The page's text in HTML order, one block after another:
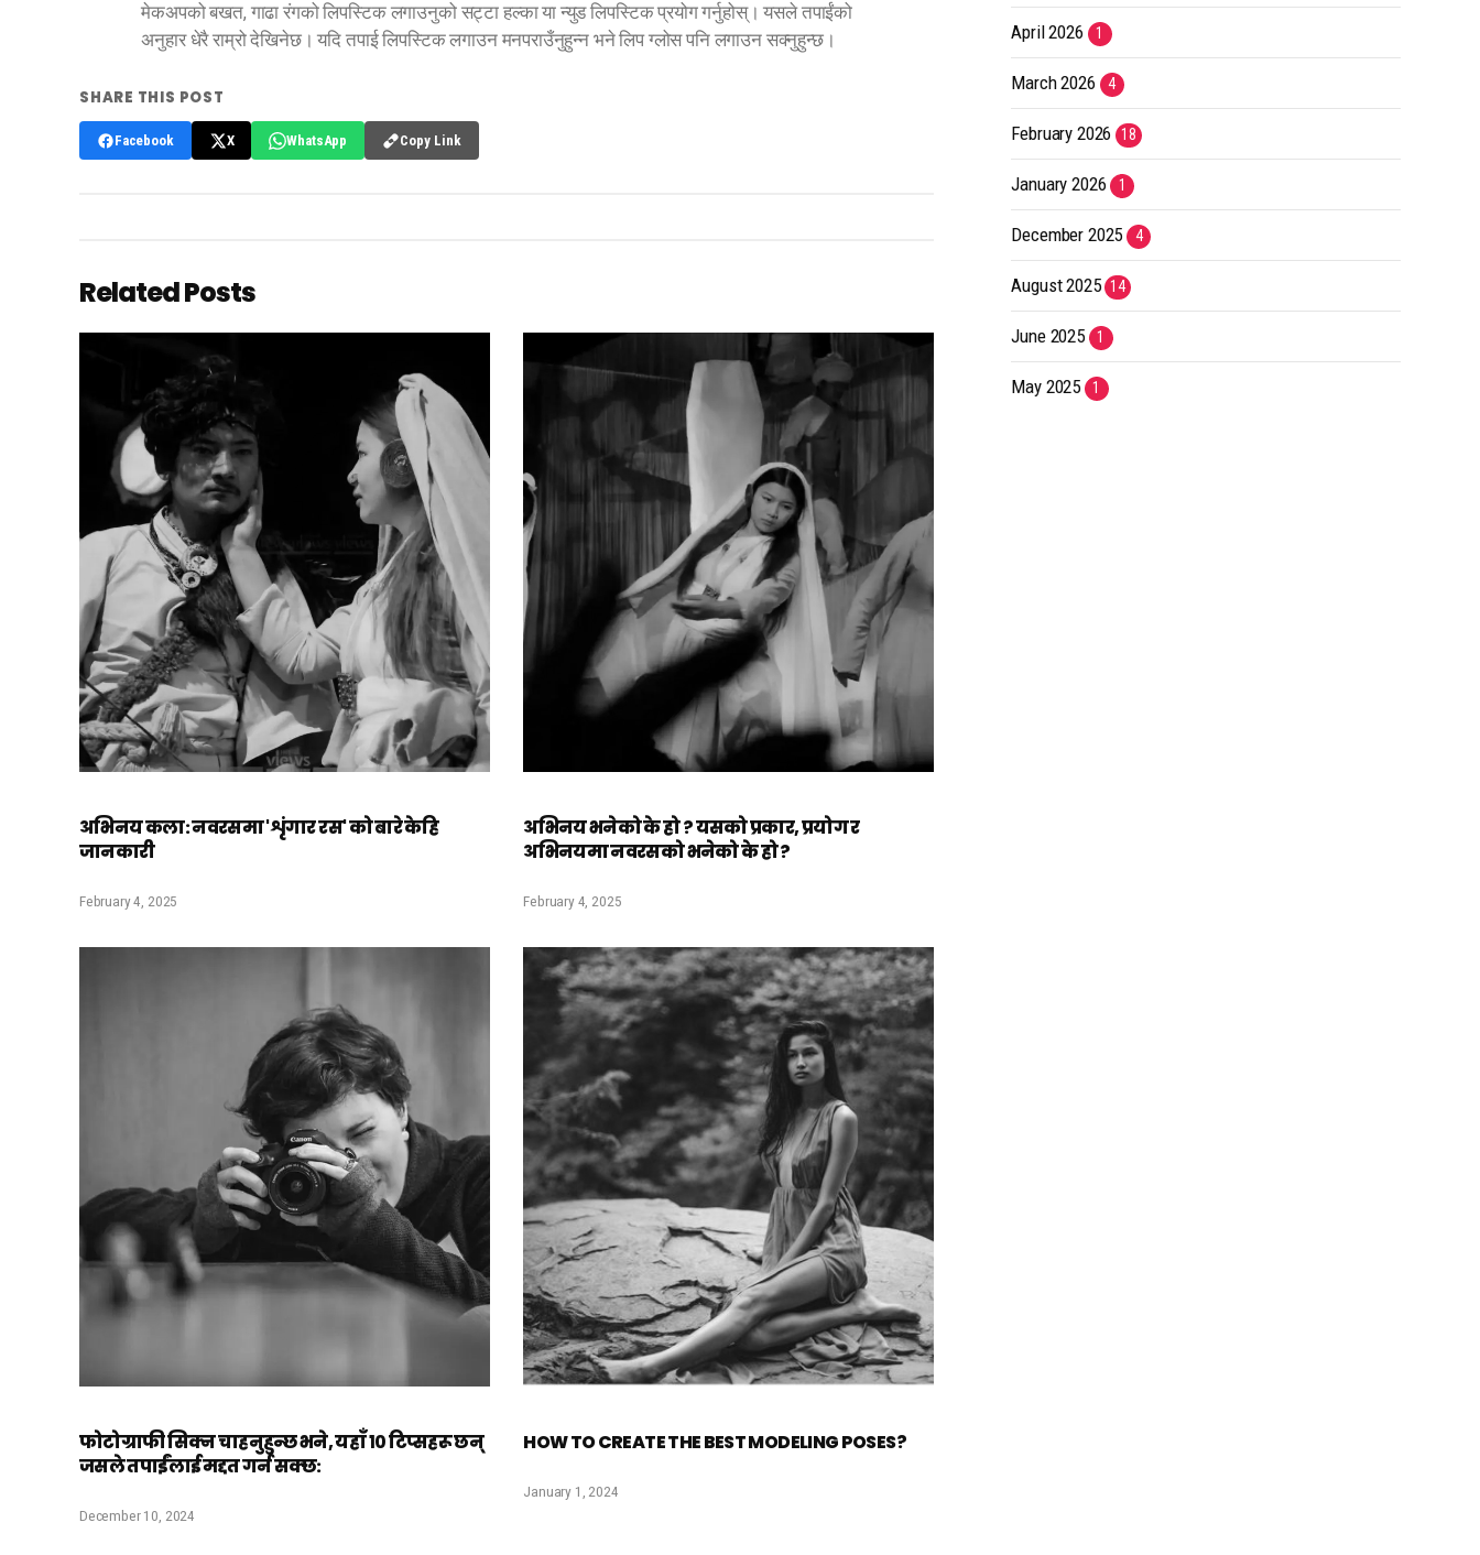
मेकअपको बखत, गाढा रंगको लिपस्टिक लगाउनुको सट्टा हल्का या न्युड लिपस्टिक प्रयोग गर्नुहोस्। यसले तपाईंको
अनुहार धेरै राम्रो देखिनेछ। यदि तपाई लिपस्टिक लगाउन मनपराउँनुहुन्न भने लिप ग्लोस पनि लगाउन सक्नुहुन्छ।
SHARE THIS POST
Facebook X WhatsApp Copy Link
Related Posts
अभिनय कला: नवरसमा 'शृंगार रस' को बारे केहि
जानकारी
February 4, 2025
अभिनय भनेको के हो ? यसको प्रकार, प्रयोग र
अभिनयमा नवरसको भनेको के हो ?
February 4, 2025
फोटोग्राफी सिक्न चाहनुहुन्छ भने, यहाँ १० टिप्सहरू छन्
जसले तपाईंलाई मद्दत गर्न सक्छ:
December 10, 2024
HOW TO CREATE THE BEST MODELING POSES?
January 1, 2024
April 2026 1
March 2026 4
February 2026 18
January 2026 1
December 2025 4
August 2025 14
June 2025 1
May 2025 1